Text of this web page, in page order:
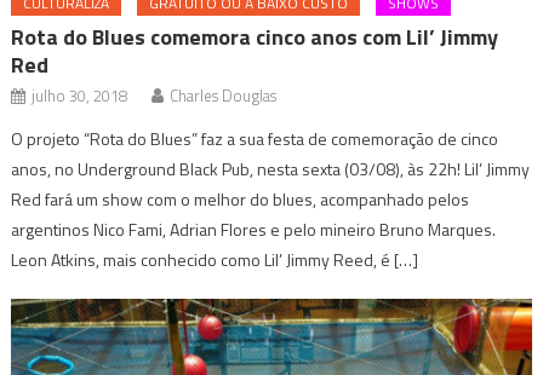
Rota do Blues comemora cinco anos com Lil’ Jimmy
Red
julho 30, 2018 Charles Douglas
O projeto “Rota do Blues” faz a sua festa de comemoração de cinco
anos, no Underground Black Pub, nesta sexta (03/08), às 22h! Lil’ Jimmy
Red fará um show com o melhor do blues, acompanhado pelos
argentinos Nico Fami, Adrian Flores e pelo mineiro Bruno Marques.
Leon Atkins, mais conhecido como Lil’ Jimmy Reed, é […]